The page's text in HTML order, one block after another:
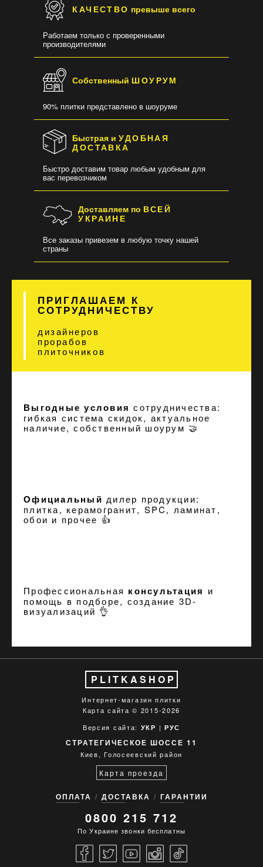
КАЧЕСТВО превыше всего
Работаем только с проверенными
производителями
Собственный ШОУРУМ
90% плитки представлено в шоуруме
Быстрая иУДОБНАЯ
ДОСТАВКА
Быстро доставим товар любым удобным для
вас перевозчиком
Доставляем по ВСЕЙ
УКРАИНЕ
Все заказы привезем в любую точку нашей
страны
ПРИГЛАШАЕМ К
СОТРУДНИЧЕСТВУ
дизайнеров
прорабов
плиточников
Выгодные условия сотрудничества:
гибкая система скидок, актуальное
наличие, собственный шоурум 🤝
Официальный дилер продукции:
плитка, керамогранит, SPC, ламинат,
обои и прочее 👍
Профессиональная консультация и
помощь в подборе, создание 3D-
визуализаций 👌
PLITKASHOP
Интернет-магазин плитки
Карта сайта © 2015-2026
Версия сайта: УКР | РУС
СТРАТЕГИЧЕСКОЕ ШОССЕ 11
Киев, Голосеевский район
Карта проезда
ОПЛАТА ДОСТАВКА ГАРАНТИИ
0800 215 712
По Украине звонки бесплатны